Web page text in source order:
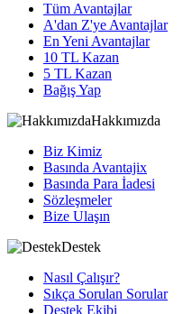
Tüm Avantajlar
A'dan Z'ye Avantajlar
En Yeni Avantajlar
10 TL Kazan
5 TL Kazan
Bağış Yap
Hakkımızda
Biz Kimiz
Basında Avantajix
Basında Para İadesi
Sözleşmeler
Bize Ulaşın
Destek
Nasıl Çalışır?
Sıkça Sorulan Sorular
Destek Ekibi